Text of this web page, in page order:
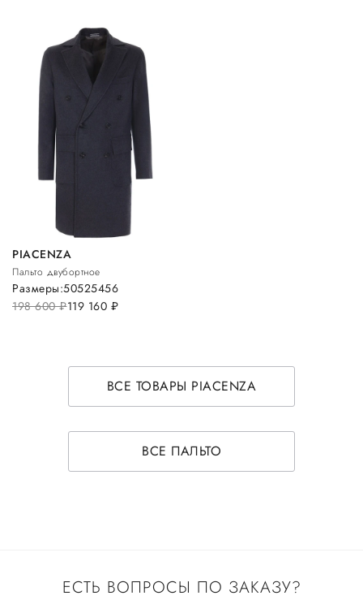
PIACENZA
Пальто двубортное
198 600руб.119 160 руб.
Размеры:50525456
ВСЕ ТОВАРЫ PIACENZA
ВСЕ ПАЛЬТО
ЕСТЬ ВОПРОСЫ ПО ЗАКАЗУ?